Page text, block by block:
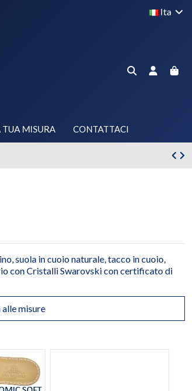
Ita
TUA MISURA CONTATTACI
suola in cuoio naturale, tacco in cuoio,
con Cristalli Swarovski con certificato di
alle misure
Anatomic Soft Cuoio